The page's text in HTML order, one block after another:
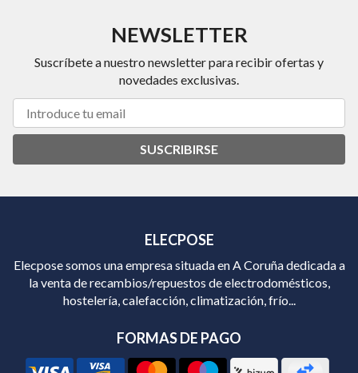
NEWSLETTER
Suscríbete a nuestro newsletter para recibir ofertas y
novedades exclusivas.
SUSCRIBIRSE
ELECPOSE
Elecpose somos una empresa situada en A Coruña dedicada a
la venta de recambios/repuestos de electrodomésticos,
hostelería, calefacción, climatización, frío...
FORMAS DE PAGO